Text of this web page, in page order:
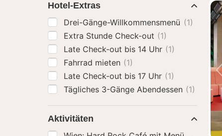
Hotel-Extras
Drei-Gänge-Willkommensmenü (1)
Extra Stunde Check-out (1)
Late Check-out bis 14 Uhr (1)
Fahrrad mieten (1)
Late Check-out bis 17 Uhr (1)
Tägliches 3-Gänge Abendessen (1)
Aktivitäten